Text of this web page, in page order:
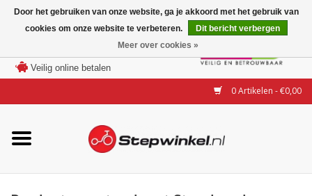
Veilig online betalen
0 Artikelen - €0,00
Merken
Modellen
Accessoires
Door het gebruiken van onze website, ga je akkoord met het gebruik van
cookies om onze website te verbeteren.
Dit bericht verbergen
Meer over cookies »